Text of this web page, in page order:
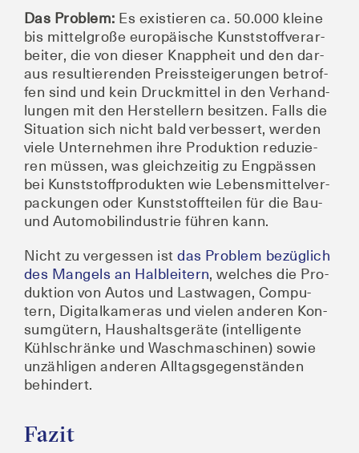
Das Pro­blem: Es exis­tie­ren ca. 50.000 klei­ne
bis mit­tel­gro­ße euro­päi­sche Kunst­stoff­ver­ar­
bei­ter, die von die­ser Knapp­heit und den dar­
aus resul­tie­ren­den Preis­stei­ge­run­gen betrof­
fen sind und kein Druck­mit­tel in den Ver­hand­
lun­gen mit den Her­stel­lern besit­zen. Falls die
Situa­ti­on sich nicht bald ver­bes­sert, wer­den
vie­le Unter­neh­men ihre Pro­duk­ti­on redu­zie­
ren müs­sen, was gleich­zei­tig zu Eng­päs­sen
bei Kunst­stoff­pro­duk­ten wie Lebens­mit­tel­ver­
pa­ckun­gen oder Kunst­stoff­tei­len für die Bau-
und Auto­mo­bil­in­dus­trie füh­ren kann.
Nicht zu ver­ges­sen istdas Pro­blem bezüg­lich
des Man­gels an Halb­lei­tern, wel­ches die Pro­
duk­ti­on von Autos und Last­wa­gen, Com­pu­
tern, Digi­tal­ka­me­ras und vie­len ande­ren Kon­
sum­gü­tern, Haus­halts­ge­rä­te (intel­li­gen­te
Kühl­schrän­ke und Wasch­ma­schi­nen) sowie
unzäh­li­gen ande­ren All­tags­ge­gen­stän­den
behindert.
Fazit